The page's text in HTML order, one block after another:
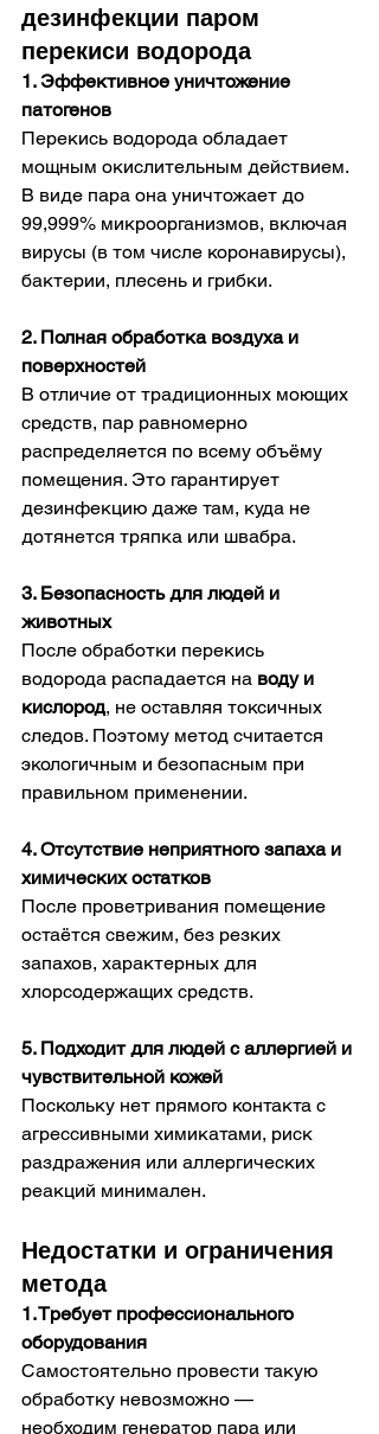
дезинфекции паром
перекиси водорода
1. Эффективное уничтожение
патогенов
Перекись водорода обладает
мощным окислительным действием.
В виде пара она уничтожает до
99,999% микроорганизмов, включая
вирусы (в том числе коронавирусы),
бактерии, плесень и грибки.
2. Полная обработка воздуха и
поверхностей
В отличие от традиционных моющих
средств, пар равномерно
распределяется по всему объёму
помещения. Это гарантирует
дезинфекцию даже там, куда не
дотянется тряпка или швабра.
3. Безопасность для людей и
животных
После обработки перекись
водорода распадается на воду и
кислород, не оставляя токсичных
следов. Поэтому метод считается
экологичным и безопасным при
правильном применении.
4. Отсутствие неприятного запаха и
химических остатков
После проветривания помещение
остаётся свежим, без резких
запахов, характерных для
хлорсодержащих средств.
5. Подходит для людей с аллергией и
чувствительной кожей
Поскольку нет прямого контакта с
агрессивными химикатами, риск
раздражения или аллергических
реакций минимален.
Недостатки и ограничения
метода
1. Требует профессионального
оборудования
Самостоятельно провести такую
обработку невозможно —
необходим генератор пара или